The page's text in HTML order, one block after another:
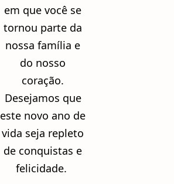
em que você se
tornou parte da
nossa família e
do nosso
coração.
Desejamos que
este novo ano de
vida seja repleto
de conquistas e
felicidade.